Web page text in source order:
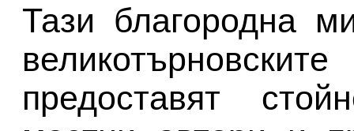
Тази благородна
предоставят